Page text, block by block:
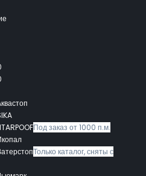
Под заказ от 1000 п.м.
Только каталог, сняты с